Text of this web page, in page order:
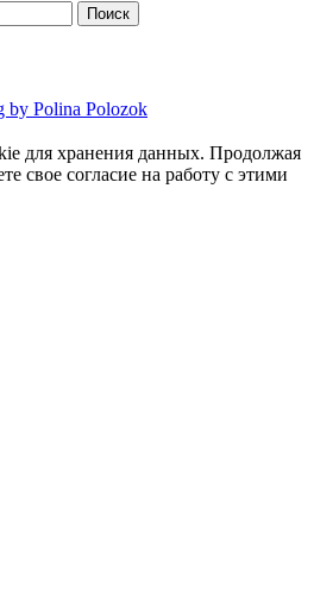
Polina Polozok
для хранения данных. Продолжая
свое согласие на работу с этими